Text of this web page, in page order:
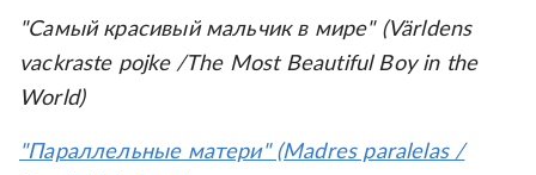
"Самый красивый мальчик в мире" (Världens
vackraste pojke /The Most Beautiful Boy in the
World)
"Параллельные матери" (Madres paralelas /